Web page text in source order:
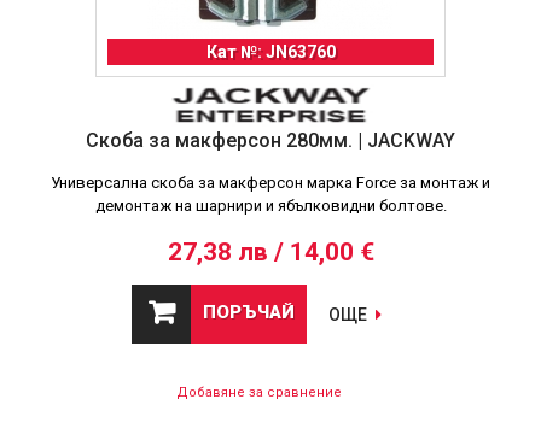
Кат №: JN63760
Скоба за макферсон 280мм. | JACKWAY
Универсална скоба за макферсон марка Force за монтаж и
демонтаж на шарнири и ябълковидни болтове.
27,38 лв / 14,00 €
ПОРЪЧАЙ ОЩЕ
Добавяне за сравнение